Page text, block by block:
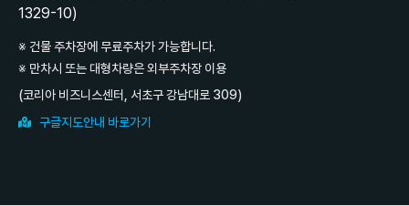
1329-10)
※ 건물 주차장에 무료주차가 가능합니다.
※ 만차시 또는 대형차량은 외부주차장 이용
(코리아 비즈니스센터, 서초구 강남대로 309)
구글지도안내 바로가기